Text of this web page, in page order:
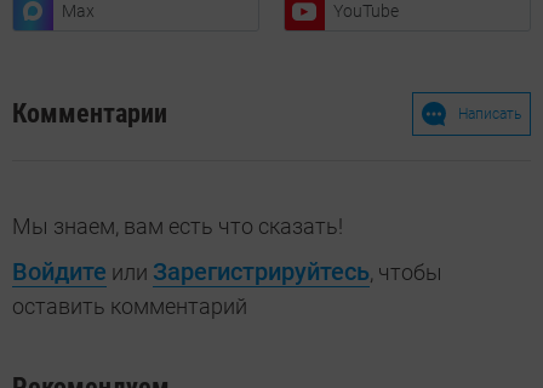
Max YouTube
Комментарии Написать
Мы знаем, вам есть что сказать!
Войдите или Зарегистрируйтесь, чтобы
оставить комментарий